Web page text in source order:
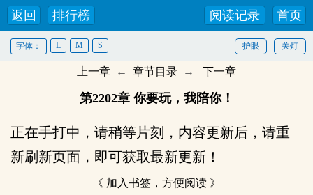
返回 排行榜 首页
阅读记录
关灯
护眼
字体： L M S
上一章 ← 章节目录 → 下一章
第2202章 你要玩，我陪你！
正在手打中，请稍等片刻，内容更新后，请重
新刷新页面，即可获取最新更新！
《 加入书签，方便阅读 》